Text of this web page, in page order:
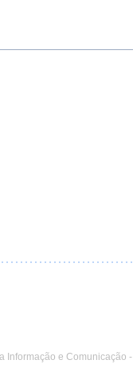
Informação e Comunicação -